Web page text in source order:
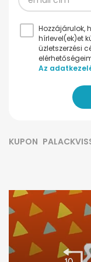
Hozzájárulok,
hírlevel(ek)et
üzletszerzési
Az
KUPON